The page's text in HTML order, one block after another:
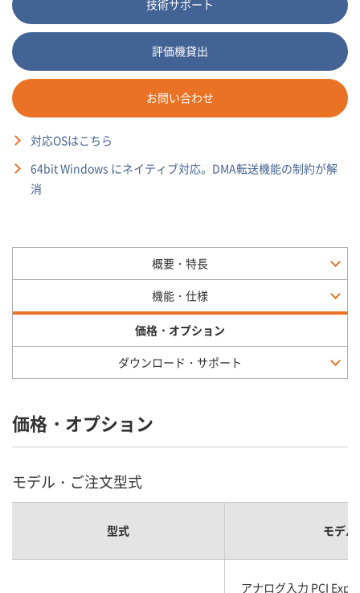
技術サポート
評価機貸出
お問い合わせ
対応OSはこちら
64bit Windows にネイティブ対応。DMA転送機能の制約が解
消
概要・特長
機能・仕様
価格・オプション
ダウンロード・サポート
価格・オプション
モデル・ご注文型式
型式 モデル
アナログ入力 PCI